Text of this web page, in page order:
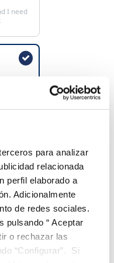
para analizar
relacionada
perfil elaborado a
Adicionalmente
de redes sociales.
pulsando “ Aceptar
o rechazar las
“Configurar”. Si
I need
to